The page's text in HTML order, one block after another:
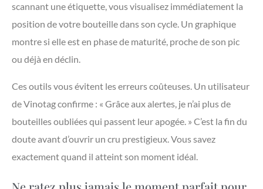
scannant une étiquette, vous visualisez immédiatement la
position de votre bouteille dans son cycle. Un graphique
montre si elle est en phase de maturité, proche de son pic
ou déjà en déclin.
Ces outils vous évitent les erreurs coûteuses. Un utilisateur
de Vinotag confirme : « Grâce aux alertes, je n’ai plus de
bouteilles oubliées qui passent leur apogée. » C’est la fin du
doute avant d’ouvrir un cru prestigieux. Vous savez
exactement quand il atteint son moment idéal.